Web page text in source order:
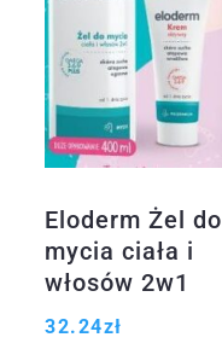
Eloderm Żel do
mycia ciała i
włosów 2w1
400ml + Krem
32.24zł